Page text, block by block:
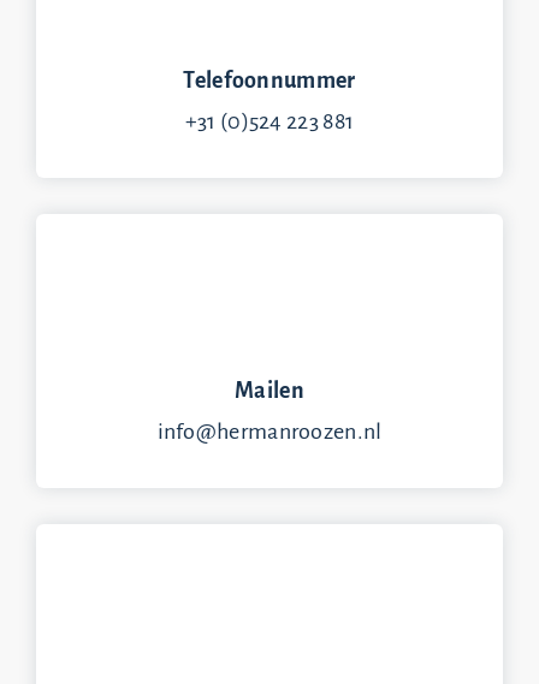
Telefoonnummer
+31 (0)524 223 881
Mailen
info@hermanroozen.nl